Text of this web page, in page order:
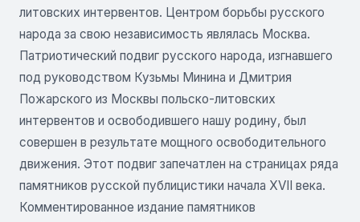
литовских интервентов. Центром борьбы русского
народа за свою независимость являлась Москва.
Патриотический подвиг русского народа, изгнавшего
под руководством Кузьмы Минина и Дмитрия
Пожарского из Москвы польско-литовских
интервентов и освободившего нашу родину, был
совершен в результате мощного освободительного
движения. Этот подвиг запечатлен на страницах ряда
памятников русской публицистики начала XVII века.
Комментированное издание памятников